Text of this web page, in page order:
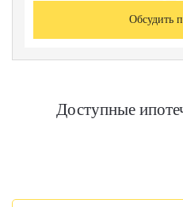
Обсудить
Доступные